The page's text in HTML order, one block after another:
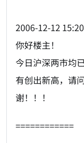
2006-12-12
你好楼主！
今日沪深两市均
有创出新高，请
谢！！！
============